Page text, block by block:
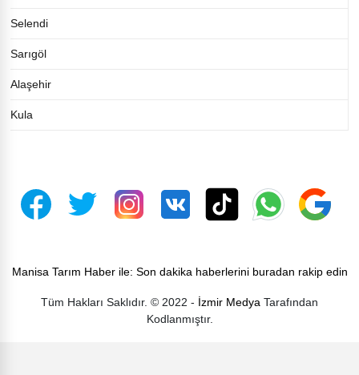
Selendi
Sarıgöl
Alaşehir
Kula
Manisa Tarım Haber ile: Son dakika haberlerini buradan rakip edin
Tüm Hakları Saklıdır. © 2022 - İzmir Medya Tarafından
Kodlanmıştır.